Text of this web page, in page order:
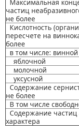
Максимальная
частиц
не более
Кислотность
пересчете на
более
в том числе: винной
яблочной
молочной
уксусной
Содержание
не более
В том числе
Содержание частиц
характера